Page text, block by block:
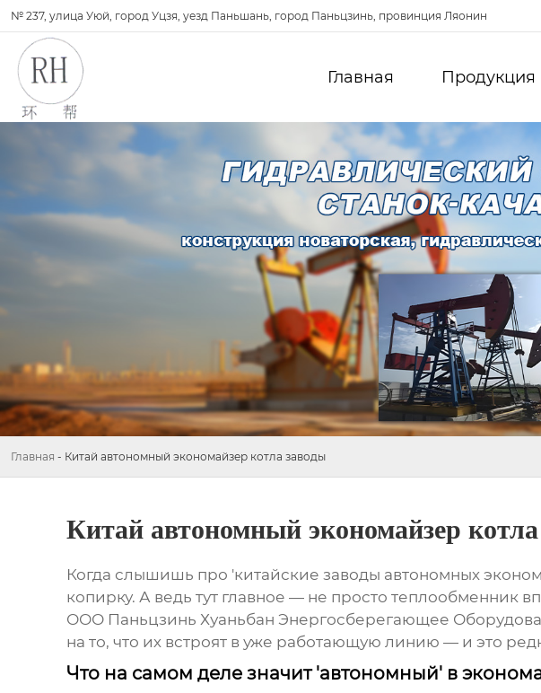
№ 237, улица Уюй, город Уцзя, уезд Паньшань, город Паньцзинь, провинция Ляонин
Главная Продукция
Главная - Китай автономный экономайзер котла заводы
Китай автономный экономайзер
Когда слышишь про 'китайские заводы автономных
копирку. А ведь тут главное — не просто теплообменник
ООО Паньцзинь Хуаньбан Энергосберегающее
на то, что их встроят в уже работающую линию — и это
Что на самом деле значит 'автономный' в